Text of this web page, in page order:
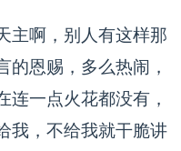
啊，别人有这样那
的恩赐，多么热闹，
连一点火花都没有，
我，不给我就干脆讲